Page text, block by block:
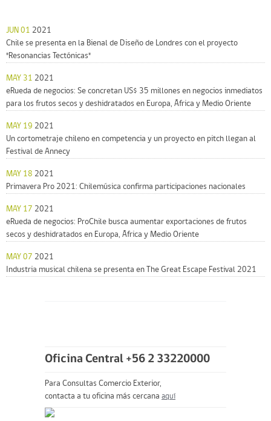
JUN 01 2021
Chile se presenta en la Bienal de Diseño de Londres con el proyecto
"Resonancias Tectónicas"
MAY 31 2021
eRueda de negocios: Se concretan US$ 35 millones en negocios inmediatos
para los frutos secos y deshidratados en Europa, África y Medio Oriente
MAY 19 2021
Un cortometraje chileno en competencia y un proyecto en pitch llegan al
Festival de Annecy
MAY 18 2021
Primavera Pro 2021: Chilemúsica confirma participaciones nacionales
MAY 17 2021
eRueda de negocios: ProChile busca aumentar exportaciones de frutos
secos y deshidratados en Europa, África y Medio Oriente
MAY 07 2021
Industria musical chilena se presenta en The Great Escape Festival 2021
Oficina Central +56 2 33220000
Para Consultas Comercio Exterior,
contacta a tu oficina más cercana aquí